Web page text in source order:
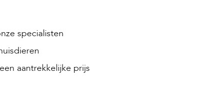
specialisten
aantrekkelijke prijs